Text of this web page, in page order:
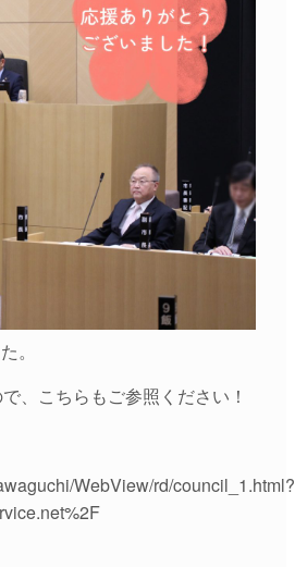
。
、こちらもご参照ください！
WebView/rd/council_1.html?